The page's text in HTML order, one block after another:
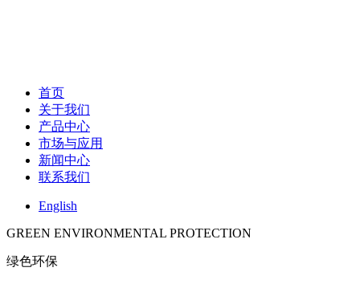
首页
关于我们
产品中心
市场与应用
新闻中心
联系我们
English
GREEN ENVIRONMENTAL PROTECTION
绿色环保